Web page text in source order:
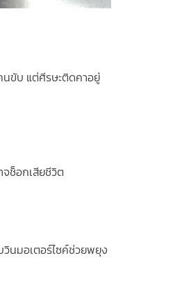
ขับ แต่ศีรษะติดคาอยู่
จช็อกเสียชีวิต
นมอเตอร์ไซค์ช่วยพยุง